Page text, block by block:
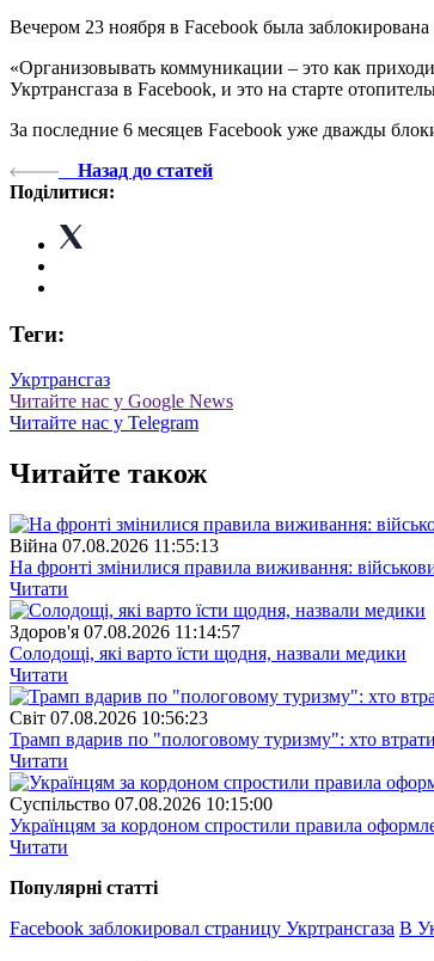
Вечером 23 ноября в Facebook была
«Организовывать коммуникации – это как
Укртрансгаза в Facebook, и это на старте
За последние 6 месяцев Facebook уже дважды
Назад до статей
Поділитися:
Теги:
Укртрансгаз
Читайте нас у Google News
Читайте нас у Telegram
Читайте також
Війна 07.08.2026 11:55:13
На фронті змінилися правила виживання:
Читати
Здоров'я 07.08.2026 11:14:57
Солодощі, які варто їсти щодня, назвали медики
Читати
Свiт 07.08.2026 10:56:23
Трамп вдарив по "пологовому туризму": хто
Читати
Суспiльство 07.08.2026 10:15:00
Українцям за кордоном спростили правила
Читати
Популярнi статтi
Facebook заблокировал страницу Укртрансгаза В